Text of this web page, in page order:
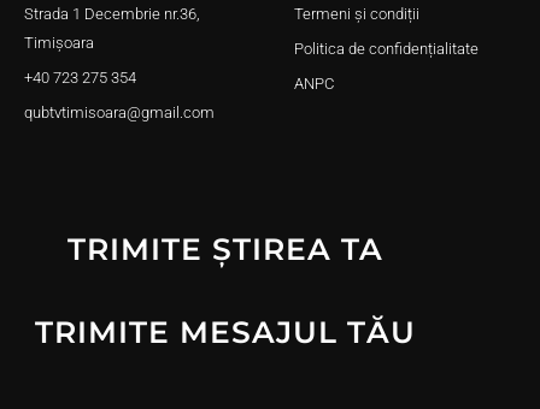
Strada 1 Decembrie nr.36,
Timișoara
+40 723 275 354
qubtvtimisoara@gmail.com
Termeni și condiții
Politica de confidențialitate
ANPC
TRIMITE ȘTIREA TA
TRIMITE MESAJUL TĂU